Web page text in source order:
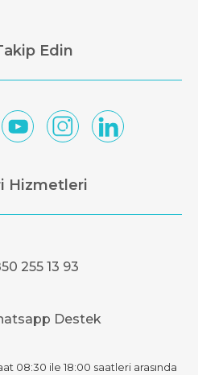
Edin
Hizmetleri
255 13 93
Destek
08:30 ile 18:00 saatleri arasında